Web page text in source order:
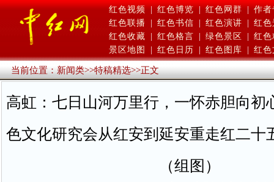
红色视频 | 红色博览 | 红色网群 | 作者
红色联播
红色书信 红色演讲
红色
红色收藏
红色格言 绿色景区
红色
景区地图
红色日历 红色图库 红色
当前位置：新闻类>>特稿精选>>正文
高虹：七日山河万里行，一怀赤胆向
色文化研究会从红安到延安重走红二十
（组图）